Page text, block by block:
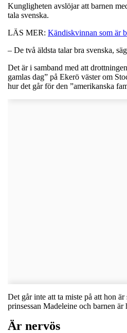
Kungligheten avslöjar att barnen
tala svenska.
LÄS MER: Kändiskvinnan som är
– De två äldsta talar bra svenska,
Det är i samband med att
gamlas dag” på Ekerö väster om
hur det går för den ”amerikanska
Det går inte att ta miste på att hon
prinsessan Madeleine och barnen är
Är nervös